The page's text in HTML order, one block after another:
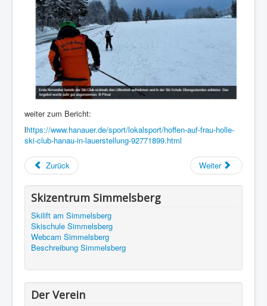
weiter zum Bericht:
lhttps://www.hanauer.de/sport/lokalsport/hoffen-auf-frau-holle-
ski-club-hanau-in-lauerstellung-92771899.html
Zurück Weiter
Skizentrum Simmelsberg
Skilift am Simmelsberg
Skischule Simmelsberg
Webcam Simmelsberg
Beschreibung Simmelsberg
Der Verein